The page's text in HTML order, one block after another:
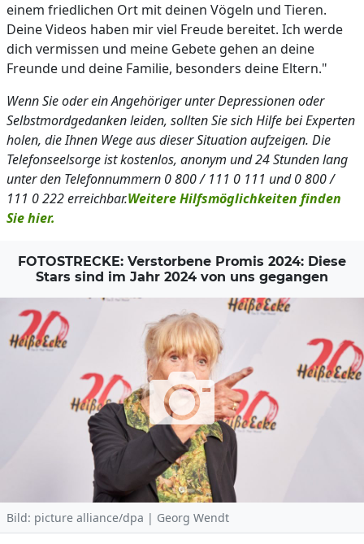
einem friedlichen Ort mit deinen Vögeln und Tieren.
Deine Videos haben mir viel Freude bereitet. Ich werde
dich vermissen und meine Gebete gehen an deine
Freunde und deine Familie, besonders deine Eltern."
Wenn Sie oder ein Angehöriger unter Depressionen oder
Selbstmordgedanken leiden, sollten Sie sich Hilfe bei Experten
holen, die Ihnen Wege aus dieser Situation aufzeigen. Die
Telefonseelsorge ist kostenlos, anonym und 24 Stunden lang
unter den Telefonnummern 0 800 / 111 0 111 und 0 800 /
111 0 222 erreichbar.Weitere Hilfsmöglichkeiten finden
Sie hier.
FOTOSTRECKE: Verstorbene Promis 2024: Diese
Stars sind im Jahr 2024 von uns gegangen
Bild: picture alliance/dpa | Georg Wendt